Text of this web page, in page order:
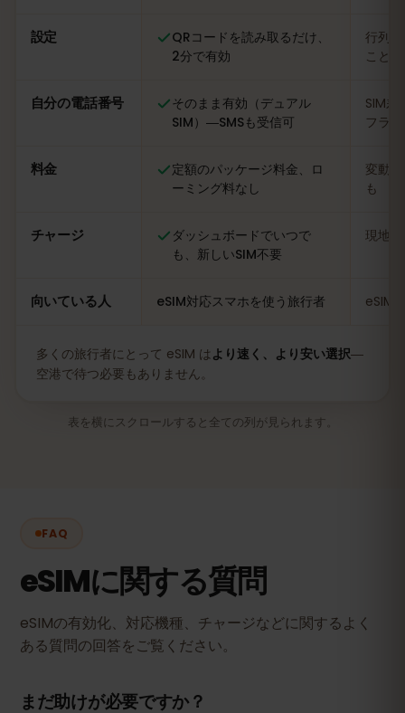
設定
QRコードを読み取るだけ、
2分で有効
行列
ことも
自分の電話番号
そのまま有効（デュアル
SIM）―SMSも受信可
SIM
フラ
料金
定額のパッケージ料金、ロ
ーミング料なし
変動
も
チャージ
ダッシュボードでいつで
も、新しいSIM不要
現地
向いている人 eSIM対応スマホを使う旅行者 eSIM
多くの旅行者にとって eSIM は より速く、より安い選択―
空港で待つ必要もありません。
表を横にスクロールすると全ての列が見られます。
FAQ
eSIMに関する質問
eSIMの有効化、対応機種、チャージなどに関するよく
ある質問の回答をご覧ください。
まだ助けが必要ですか？